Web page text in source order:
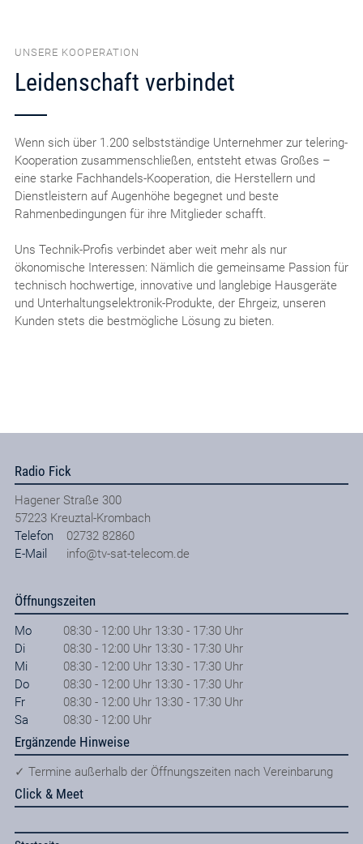
UNSERE KOOPERATION
Leidenschaft verbindet
Wenn sich über 1.200 selbstständige Unternehmer zur telering-
Kooperation zusammenschließen, entsteht etwas Großes –
eine starke Fachhandels-Kooperation, die Herstellern und
Dienstleistern auf Augenhöhe begegnet und beste
Rahmenbedingungen für ihre Mitglieder schafft.
Uns Technik-Profis verbindet aber weit mehr als nur
ökonomische Interessen: Nämlich die gemeinsame Passion für
technisch hochwertige, innovative und langlebige Hausgeräte
und Unterhaltungselektronik-Produkte, der Ehrgeiz, unseren
Kunden stets die bestmögliche Lösung zu bieten.
Radio Fick
Hagener Straße 300
57223 Kreuztal-Krombach
Telefon
02732 82860
E-Mail
info@tv-sat-telecom.de
Öffnungszeiten
Mo
08:30 - 12:00 Uhr 13:30 - 17:30 Uhr
Di
08:30 - 12:00 Uhr 13:30 - 17:30 Uhr
Mi
08:30 - 12:00 Uhr 13:30 - 17:30 Uhr
Do
08:30 - 12:00 Uhr 13:30 - 17:30 Uhr
Fr
08:30 - 12:00 Uhr 13:30 - 17:30 Uhr
Sa
08:30 - 12:00 Uhr
Ergänzende Hinweise
✓ Termine außerhalb der Öffnungszeiten nach Vereinbarung
Click & Meet